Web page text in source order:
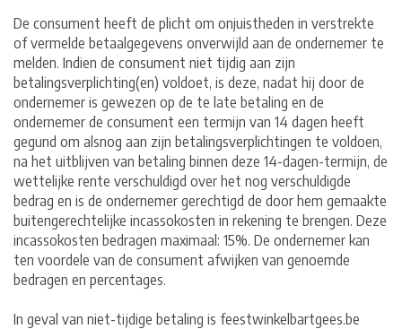
De consument heeft de plicht om onjuistheden in verstrekte
of vermelde betaalgegevens onverwijld aan de ondernemer te
melden. Indien de consument niet tijdig aan zijn
betalingsverplichting(en) voldoet, is deze, nadat hij door de
ondernemer is gewezen op de te late betaling en de
ondernemer de consument een termijn van 14 dagen heeft
gegund om alsnog aan zijn betalingsverplichtingen te voldoen,
na het uitblijven van betaling binnen deze 14-dagen-termijn, de
wettelijke rente verschuldigd over het nog verschuldigde
bedrag en is de ondernemer gerechtigd de door hem gemaakte
buitengerechtelijke incassokosten in rekening te brengen. Deze
incassokosten bedragen maximaal: 15%. De ondernemer kan
ten voordele van de consument afwijken van genoemde
bedragen en percentages.
In geval van niet-tijdige betaling is feestwinkelbartgees.be